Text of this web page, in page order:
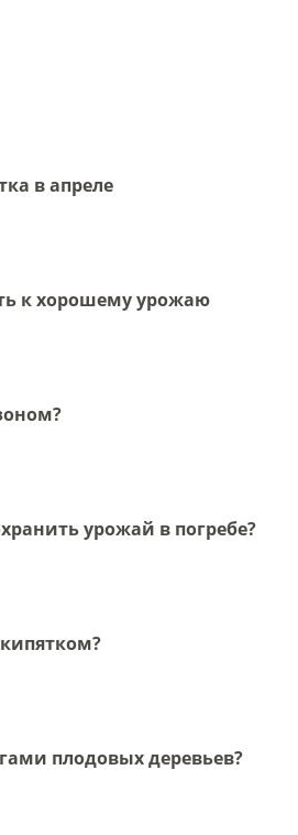
в апреле
к хорошему урожаю
урожай в погребе?
плодовых деревьев?